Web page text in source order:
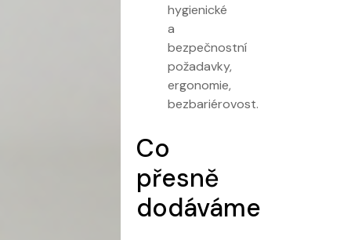
hygienické
a
bezpečnostní
požadavky,
ergonomie,
bezbariérovost.
Co
přesně
dodáváme